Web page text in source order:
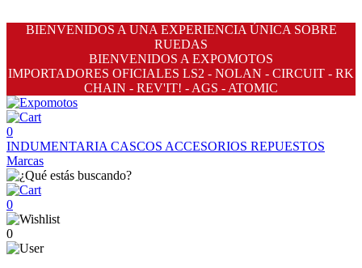
BIENVENIDOS A UNA EXPERIENCIA ÚNICA SOBRE
RUEDAS
BIENVENIDOS A EXPOMOTOS
IMPORTADORES OFICIALES LS2 - NOLAN - CIRCUIT - RK
CHAIN - REV'IT! - AGS - ATOMIC
0
INDUMENTARIA CASCOS ACCESORIOS REPUESTOS
Marcas
0
0